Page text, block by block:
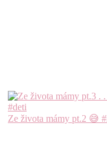
Ze života mámy pt.2 😅